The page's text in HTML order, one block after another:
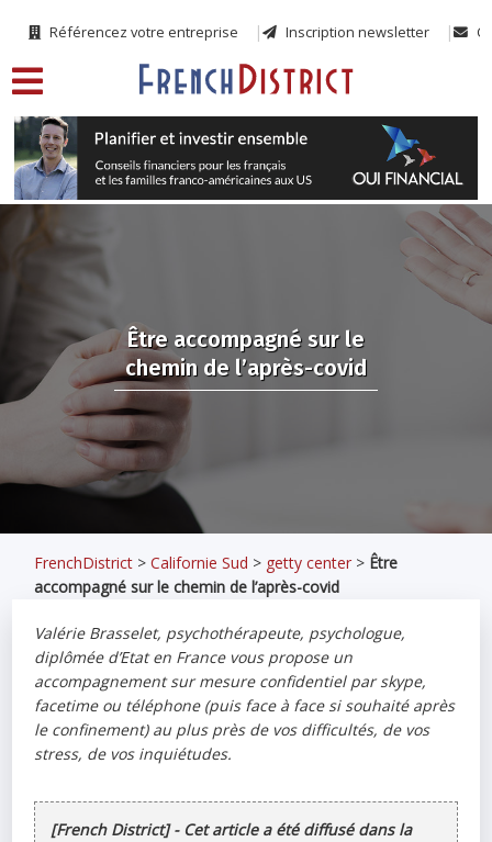
Référencez votre entreprise Inscription newsletter
Être accompagné sur le
chemin de l’après-covid
FrenchDistrict >Californie Sud > getty center > Être
accompagné sur le chemin de l’après-covid
Valérie Brasselet, psychothérapeute, psychologue,
diplômée d’Etat en France vous propose un
accompagnement sur mesure confidentiel par skype,
facetime ou téléphone (puis face à face si souhaité après
le confinement) au plus près de vos difficultés, de vos
stress, de vos inquiétudes.
[French District] - Cet article a été diffusé dans la